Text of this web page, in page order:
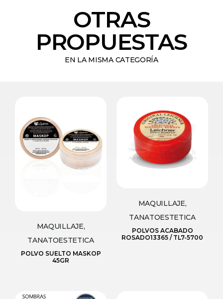
OTRAS
PROPUESTAS
EN LA MISMA CATEGORÍA
MAQUILLAJE,
TANATOESTETICA
POLVO SUELTO MASKOP
45GR
MAQUILLAJE,
TANATOESTETICA
POLVOS ACABADO
ROSADO13365 / TL7-5700